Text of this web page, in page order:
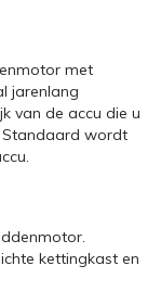
met
jarenlang
van de accu die u
Standaard wordt
kettingkast en